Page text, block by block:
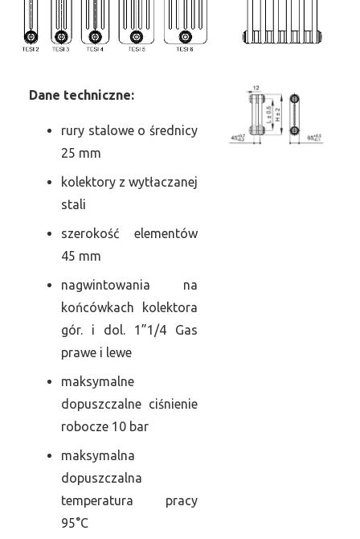
Dane techniczne:
rury stalowe o średnicy
25 mm
kolektory z wytłaczanej
stali
szerokość elementów
45 mm
nagwintowania na
końcówkach kolektora
gór. i dol. 1”1/4 Gas
prawe i lewe
maksymalne
dopuszczalne ciśnienie
robocze 10 bar
maksymalna
dopuszczalna
temperatura pracy
95°C